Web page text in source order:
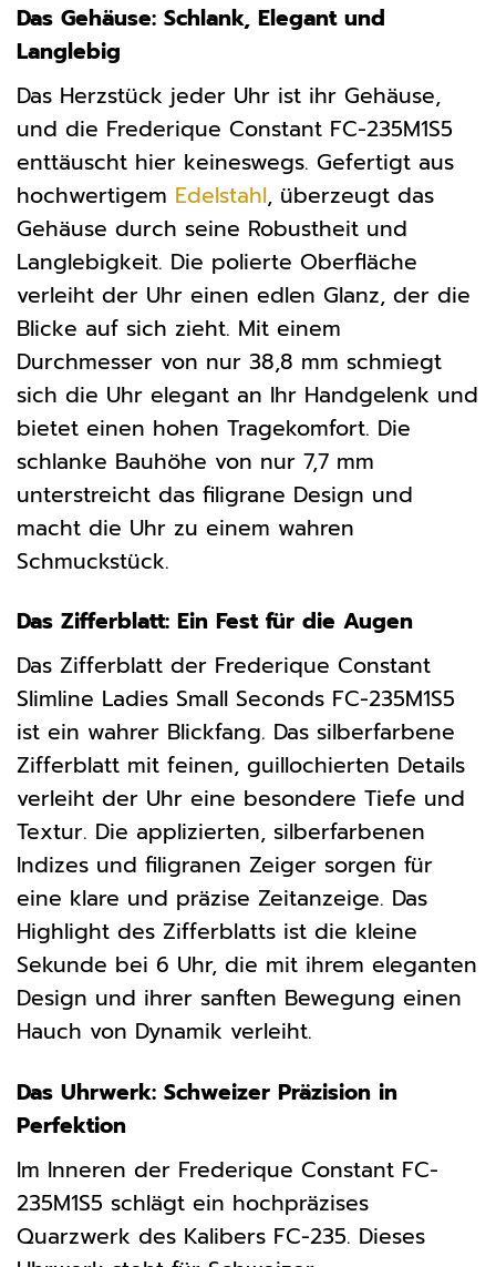
Das Gehäuse: Schlank, Elegant und
Langlebig
Das Herzstück jeder Uhr ist ihr Gehäuse,
und die Frederique Constant FC-235M1S5
enttäuscht hier keineswegs. Gefertigt aus
hochwertigem Edelstahl, überzeugt das
Gehäuse durch seine Robustheit und
Langlebigkeit. Die polierte Oberfläche
verleiht der Uhr einen edlen Glanz, der die
Blicke auf sich zieht. Mit einem
Durchmesser von nur 38,8 mm schmiegt
sich die Uhr elegant an Ihr Handgelenk und
bietet einen hohen Tragekomfort. Die
schlanke Bauhöhe von nur 7,7 mm
unterstreicht das filigrane Design und
macht die Uhr zu einem wahren
Schmuckstück.
Das Zifferblatt: Ein Fest für die Augen
Das Zifferblatt der Frederique Constant
Slimline Ladies Small Seconds FC-235M1S5
ist ein wahrer Blickfang. Das silberfarbene
Zifferblatt mit feinen, guillochierten Details
verleiht der Uhr eine besondere Tiefe und
Textur. Die applizierten, silberfarbenen
Indizes und filigranen Zeiger sorgen für
eine klare und präzise Zeitanzeige. Das
Highlight des Zifferblatts ist die kleine
Sekunde bei 6 Uhr, die mit ihrem eleganten
Design und ihrer sanften Bewegung einen
Hauch von Dynamik verleiht.
Das Uhrwerk: Schweizer Präzision in
Perfektion
Im Inneren der Frederique Constant FC-
235M1S5 schlägt ein hochpräzises
Quarzwerk des Kalibers FC-235. Dieses